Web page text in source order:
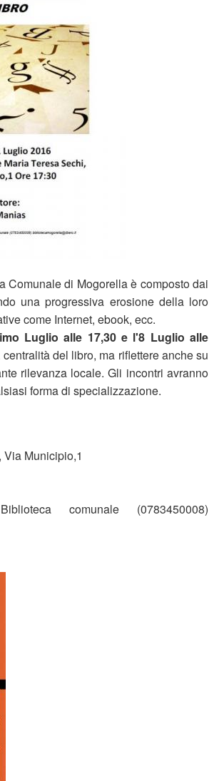
Comunale di Mogorella è composto dai
una progressiva erosione della loro
come Internet, ebook, ecc.
Luglio alle 17,30 e l'8 Luglio alle
del libro, ma riflettere anche su
rilevanza locale. Gli incontri avranno
forma di specializzazione.
Municipio,1
comunale (0783450008)